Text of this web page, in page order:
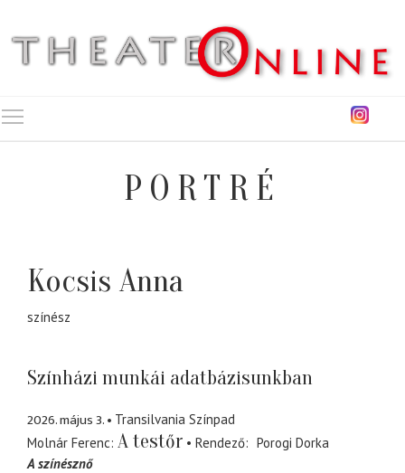
PORTRÉ
Kocsis Anna
színész
Színházi munkái adatbázisunkban
2026. május 3.
Transilvania Színpad
Molnár Ferenc A testőr Rendező
Porogi Dorka
A színésznő